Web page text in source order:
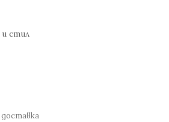
стил
доставка